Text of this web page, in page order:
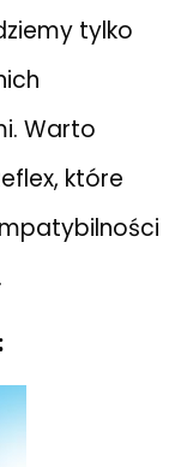
tylko
Warto
które